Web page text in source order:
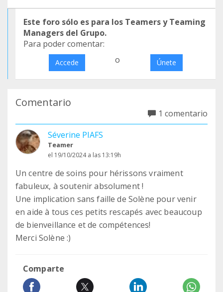
Este foro sólo es para los Teamers y Teaming
Managers del Grupo.
Para poder comentar:
Accede o Únete
Comentario
1 comentario
Séverine PIAFS
Teamer
el 19/10/2024 a las 13:19h
Un centre de soins pour hérissons vraiment
fabuleux, à soutenir absolument !
Une implication sans faille de Solène pour venir
en aide à tous ces petits rescapés avec beaucoup
de bienveillance et de compétences!
Merci Solène :)
Comparte